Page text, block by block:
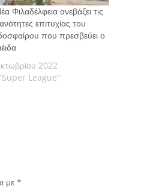
Φιλαδέλφεια ανεβάζει τις
επιτυχίας του
που πρεσβεύει ο
2022
League"
με *